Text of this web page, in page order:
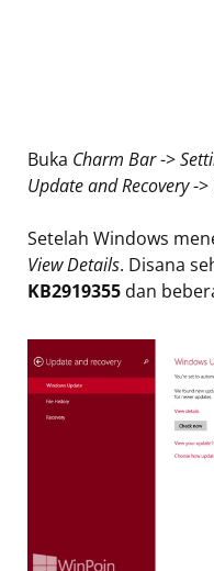
Buka Charm Bar->
Update and Recovery->
Setelah Windows
View Details. Disana
KB2919355 dan